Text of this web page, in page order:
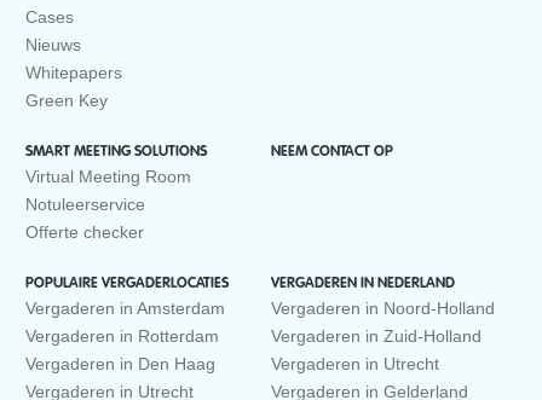
Cases
Nieuws
Whitepapers
Green Key
SMART MEETING SOLUTIONS
Virtual Meeting Room
Notuleerservice
Offerte checker
NEEM CONTACT OP
POPULAIRE VERGADERLOCATIES
Vergaderen in Amsterdam
Vergaderen in Rotterdam
Vergaderen in Den Haag
Vergaderen in Utrecht
VERGADEREN IN NEDERLAND
Vergaderen in Noord-Holland
Vergaderen in Zuid-Holland
Vergaderen in Utrecht
Vergaderen in Gelderland